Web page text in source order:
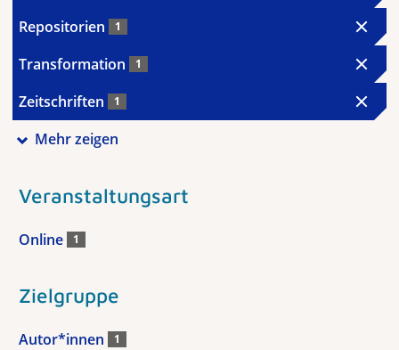
Repositorien 1
Transformation 1
Zeitschriften 1
Mehr zeigen
Veranstaltungsart
Online 1
Zielgruppe
Autor*innen 1